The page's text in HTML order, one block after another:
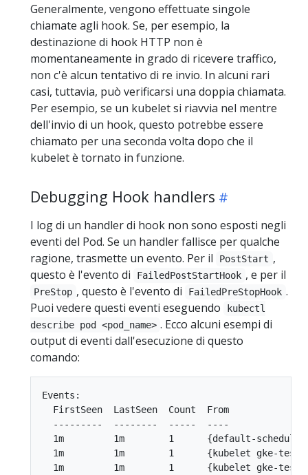
Generalmente, vengono effettuate singole
chiamate agli hook. Se, per esempio, la
destinazione di hook HTTP non è
momentaneamente in grado di ricevere traffico,
non c'è alcun tentativo di re invio. In alcuni rari
casi, tuttavia, può verificarsi una doppia chiamata.
Per esempio, se un kubelet si riavvia nel mentre
dell'invio di un hook, questo potrebbe essere
chiamato per una seconda volta dopo che il
kubelet è tornato in funzione.
Debugging Hook handlers
I log di un handler di hook non sono esposti negli
eventi del Pod. Se un handler fallisce per qualche
ragione, trasmette un evento. Per il
PostStart ,
questo è l'evento di
FailedPostStartHook , e per il
PreStop , questo è l'evento di FailedPreStopHook .
Puoi vedere questi eventi eseguendo
kubectl
describe pod <pod_name> . Ecco alcuni esempi di
output di eventi dall'esecuzione di questo
comando:
Events:
FirstSeen  LastSeen  Count  From
---------  --------  -----  ----
1m         1m        1      {default-
1m         1m        1      {kubelet gke-
1m         1m        1      {kubelet gke-